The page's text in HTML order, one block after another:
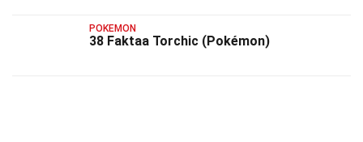
POKEMON
38 Faktaa Torchic (Pokémon)